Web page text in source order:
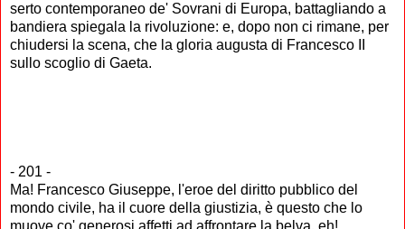
serto contemporaneo de' Sovrani di Europa, battagliando a
bandiera spiegala la rivoluzione: e, dopo non ci rimane, per
chiudersi la scena, che la gloria augusta di Francesco II
sullo scoglio di Gaeta.
- 201 -
Ma! Francesco Giuseppe, l'eroe del diritto pubblico del
mondo civile, ha il cuore della giustizia, è questo che lo